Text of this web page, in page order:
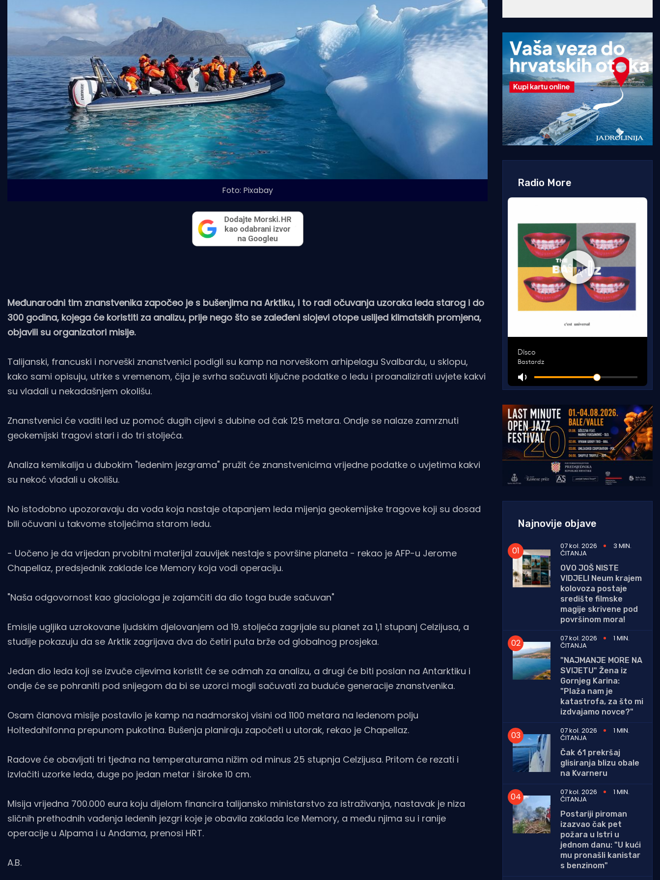
Foto: Pixabay
Međunarodni tim znanstvenika započeo je s bušenjima na Arktiku, i to radi očuvanja uzoraka leda starog i do
300 godina, kojega će koristiti za analizu, prije nego što se zaleđeni slojevi otope uslijed klimatskih promjena,
objavili su organizatori misije.
Talijanski, francuski i norveški znanstvenici podigli su kamp na norveškom arhipelagu Svalbardu, u sklopu,
kako sami opisuju, utrke s vremenom, čija je svrha sačuvati ključne podatke o ledu i proanalizirati uvjete kakvi
su vladali u nekadašnjem okolišu.
Znanstvenici će vaditi led uz pomoć dugih cijevi s dubine od čak 125 metara. Ondje se nalaze zamrznuti
geokemijski tragovi stari i do tri stoljeća.
Analiza kemikalija u dubokim "ledenim jezgrama" pružit će znanstvenicima vrijedne podatke o uvjetima kakvi
su nekoć vladali u okolišu.
No istodobno upozoravaju da voda koja nastaje otapanjem leda mijenja geokemijske tragove koji su dosad
bili očuvani u takvome stoljećima starom ledu.
- Uočeno je da vrijedan prvobitni materijal zauvijek nestaje s površine planeta - rekao je AFP-u Jerome
Chapellaz, predsjednik zaklade Ice Memory koja vodi operaciju.
"Naša odgovornost kao glaciologa je zajamčiti da dio toga bude sačuvan"
Emisije ugljika uzrokovane ljudskim djelovanjem od 19. stoljeća zagrijale su planet za 1,1 stupanj Celzijusa, a
studije pokazuju da se Arktik zagrijava dva do četiri puta brže od globalnog prosjeka.
Jedan dio leda koji se izvuče cijevima koristit će se odmah za analizu, a drugi će biti poslan na Antarktiku i
ondje će se pohraniti pod snijegom da bi se uzorci mogli sačuvati za buduće generacije znanstvenika.
Osam članova misije postavilo je kamp na nadmorskoj visini od 1100 metara na ledenom polju
Holtedahlfonna prepunom pukotina. Bušenja planiraju započeti u utorak, rekao je Chapellaz.
Radove će obavljati tri tjedna na temperaturama nižim od minus 25 stupnja Celzijusa. Pritom će rezati i
izvlačiti uzorke leda, duge po jedan metar i široke 10 cm.
Misija vrijedna 700.000 eura koju dijelom financira talijansko ministarstvo za istraživanja, nastavak je niza
sličnih prethodnih vađenja ledenih jezgri koje je obavila zaklada Ice Memory, a među njima su i ranije
operacije u Alpama i u Andama, prenosi HRT.
A.B.
Radio More
Najnovije objave
07 kol. 2026 3 MIN.
ČITANJA
OVO JOŠ NISTE
VIDJELI Neum krajem
kolovoza postaje
središte filmske
magije skrivene pod
površinom mora!
07 kol. 2026
1 MIN.
ČITANJA
"NAJMANJE MORE NA
SVIJETU" Žena iz
Gornjeg Karina:
"Plaža nam je
katastrofa, za što mi
izdvajamo novce?"
07 kol. 2026
1 MIN.
ČITANJA
Čak 61 prekršaj
glisiranja blizu obale
na Kvarneru
07 kol. 2026
1 MIN.
ČITANJA
Postariji piroman
izazvao čak pet
požara u Istri u
jednom danu: "U kući
mu pronašli kanistar
s benzinom"